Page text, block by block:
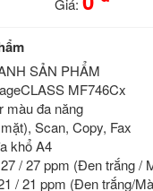
Giá:
SẢN PHẨM
MF746Cx
màu đa năng
Scan, Copy, Fax
khổ A4
/ 27 ppm (Đen trắng /
/ 21 ppm (Đen trắng/